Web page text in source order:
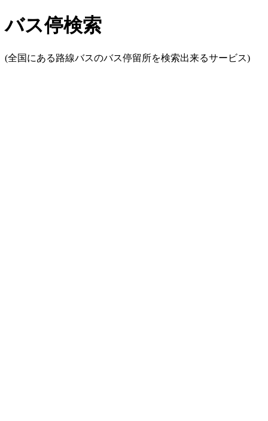
バス停検索
(全国にある路線バスのバス停留所を検索出来るサービス)